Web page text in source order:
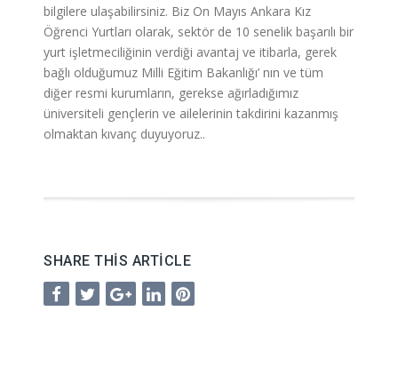
bilgilere ulaşabilirsiniz. Biz On Mayıs Ankara Kız
Öğrenci Yurtları olarak, sektör de 10 senelik başarılı bir
yurt işletmeciliğinin verdiği avantaj ve itibarla, gerek
bağlı olduğumuz Milli Eğitim Bakanlığı’ nın ve tüm
diğer resmi kurumların, gerekse ağırladığımız
üniversiteli gençlerin ve ailelerinin takdirini kazanmış
olmaktan kıvanç duyuyoruz..
SHARE THIS ARTICLE